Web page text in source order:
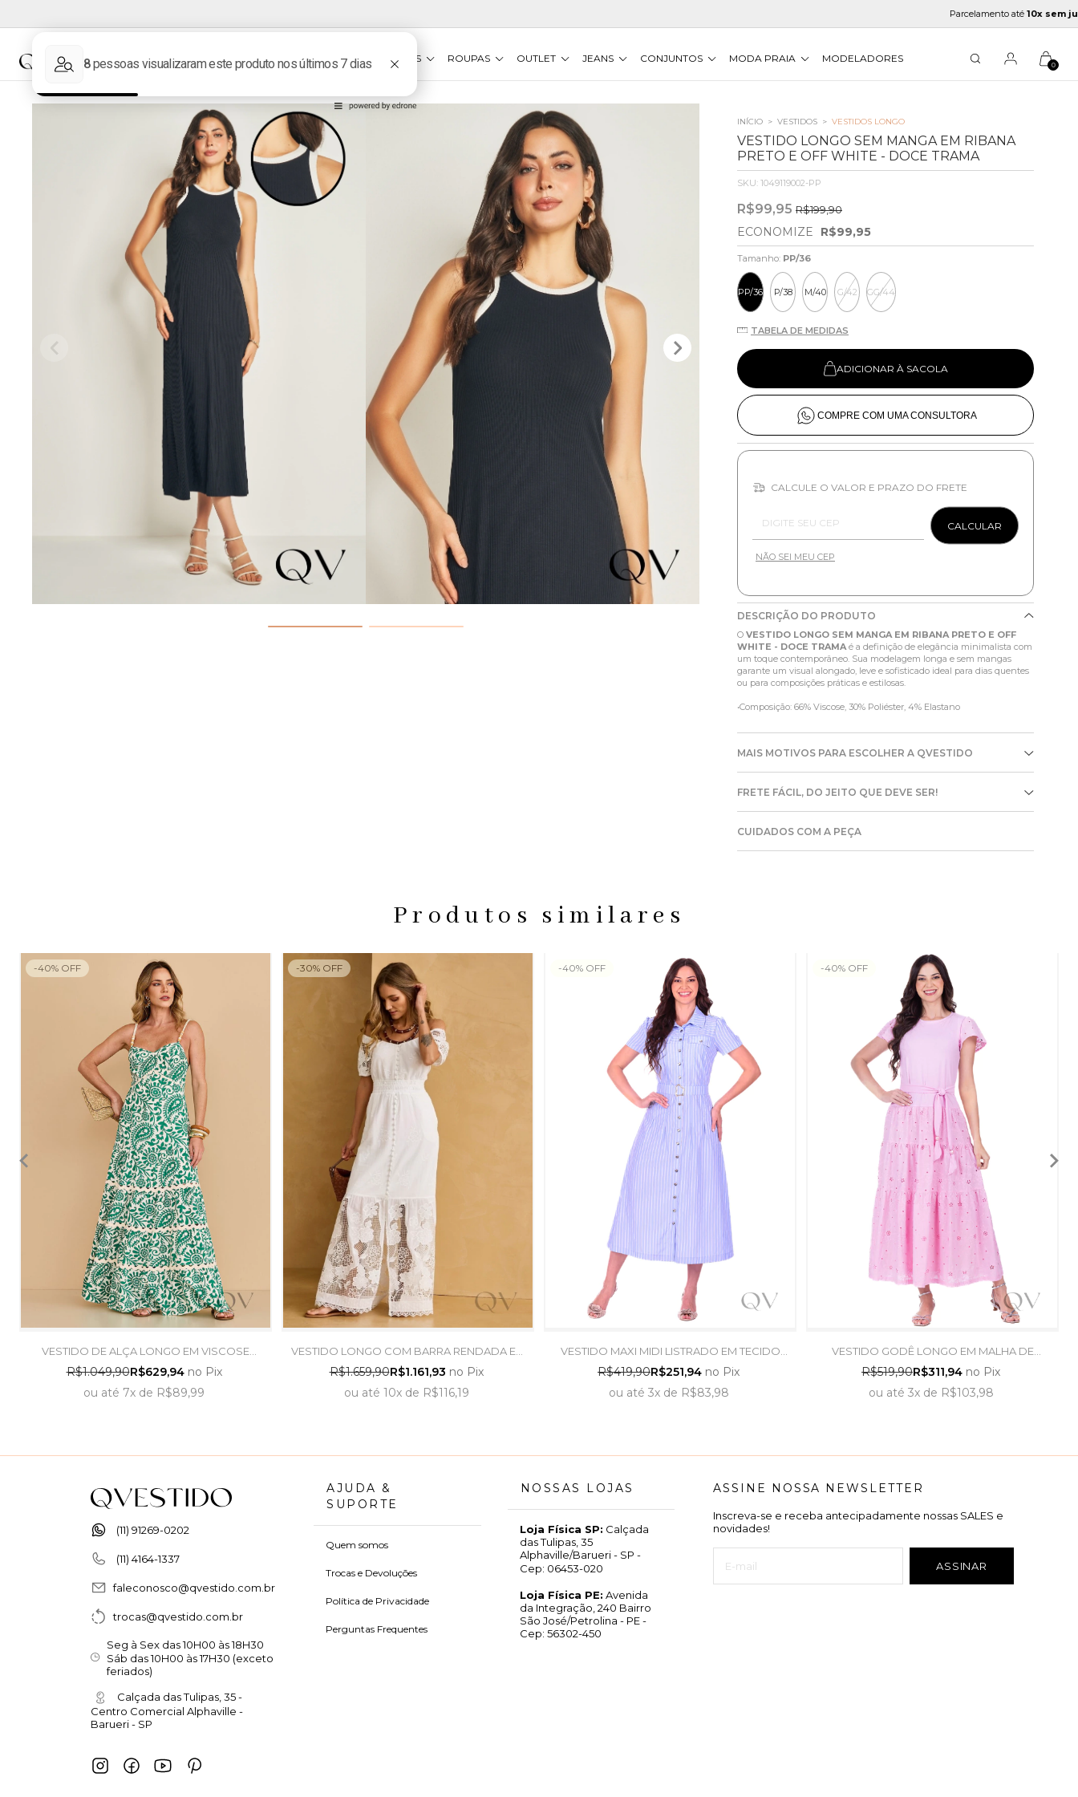
Parcelamento até10x sem juros
NOVIDADES MARCAS VESTIDOS ROUPAS OUTLET JEANS CONJUNTOS MODA PRAIA MODELADORES 0
INÍCIO > VESTIDOS > VESTIDOS LONGO
VESTIDO LONGO SEM MANGA EM RIBANA
PRETO E OFF WHITE - DOCE TRAMA
SKU: 1049119002-PP
R$99,95 R$199,90
ECONOMIZE R$99,95
Tamanho: PP/36
PP/36 P/38 M/40 G/42 GG/44
TABELA DE MEDIDAS
ADICIONAR À SACOLA
COMPRE COM UMA CONSULTORA
CALCULE O VALOR E PRAZO DO FRETE
CALCULAR
NÃO SEI MEU CEP
DESCRIÇÃO DO PRODUTO
O VESTIDO LONGO SEM MANGA EM RIBANA PRETO E OFF
WHITE - DOCE TRAMAé a definição de elegância minimalista com
um toque contemporâneo. Sua modelagem longa e sem mangas
garante um visual alongado, leve e sofisticado ideal para dias quentes
ou para composições práticas e estilosas.
•Composição: 66% Viscose, 30% Poliéster, 4% Elastano
MAIS MOTIVOS PARA ESCOLHER A QVESTIDO
FRETE FÁCIL, DO JEITO QUE DEVE SER!
CUIDADOS COM A PEÇA
Produtos similares
VESTIDO DE ALÇA LONGO EM VISCOSE
VERDE - ARSTY
R$1.049,90R$629,94 no Pix
ou até 7x de R$89,99
-40% OFF
VESTIDO LONGO COM BARRA RENDADA EM
OFF WHITE - ARTSY
R$1.659,90R$1.161,93 no Pix
ou até 10xde R$116,19
-30% OFF
VESTIDO MAXI MIDI LISTRADO EM TECIDO
PLANO AZUL - HAPUK
R$419,90R$251,94 no Pix
ou até 3xde R$83,98
-40% OFF
VESTIDO GODÊ LONGO EM MALHA DE
VISCOSE E LAISE ROSA - HAPUK
R$519,90R$311,94 no Pix
ou até 3xde R$103,98
-40% OFF
(11) 91269-0202
(11) 4164-1337
faleconosco@qvestido.com.br
trocas@qvestido.com.br
Seg à Sex das 10H00 às 18H30
Sáb das 10H00 às 17H30 (exceto
feriados)
Calçada das Tulipas, 35 -
Centro Comercial Alphaville -
Barueri - SP
AJUDA &
SUPORTE
Quem somos
Trocas e Devoluções
Política de Privacidade
Perguntas Frequentes
NOSSAS LOJAS
Loja Física SP: Calçada
das Tulipas, 35
Alphaville/Barueri - SP -
Cep: 06453-020
Loja Física PE: Avenida
da Integração, 240 Bairro
São José/Petrolina - PE -
Cep: 56302-450
ASSINE NOSSA NEWSLETTER
Inscreva-se e receba antecipadamente nossas SALES e
novidades!